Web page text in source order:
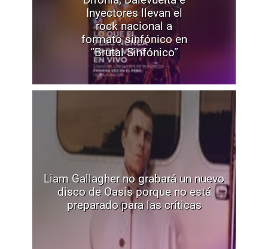
Inyectores llevan el
rock nacional a
formato sinfónico en
“Brutal Sinfónico”
Liam Gallagher no grabará un nuevo
disco de Oasis porque no está
preparado para las críticas